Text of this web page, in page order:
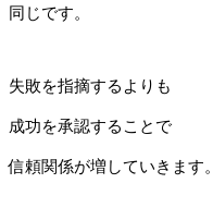
同じです。
失敗を指摘するよりも
成功を承認することで
信頼関係が増していきます。